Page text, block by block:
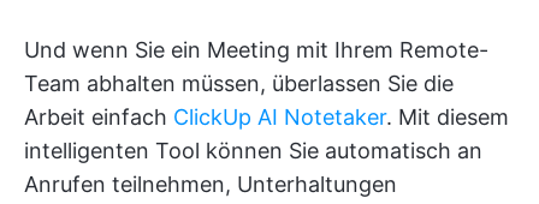
Und wenn Sie ein Meeting mit Ihrem Remote-
Team abhalten müssen, überlassen Sie die
Arbeit einfach ClickUp AI Notetaker. Mit diesem
intelligenten Tool können Sie automatisch an
Anrufen teilnehmen, Unterhaltungen